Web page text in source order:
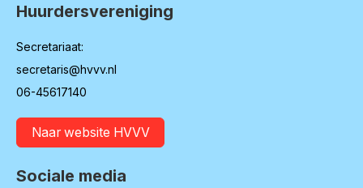
Huurdersvereniging
Secretariaat:
secretaris@hvvv.nl
06-45617140
Naar website HVVV
Sociale media